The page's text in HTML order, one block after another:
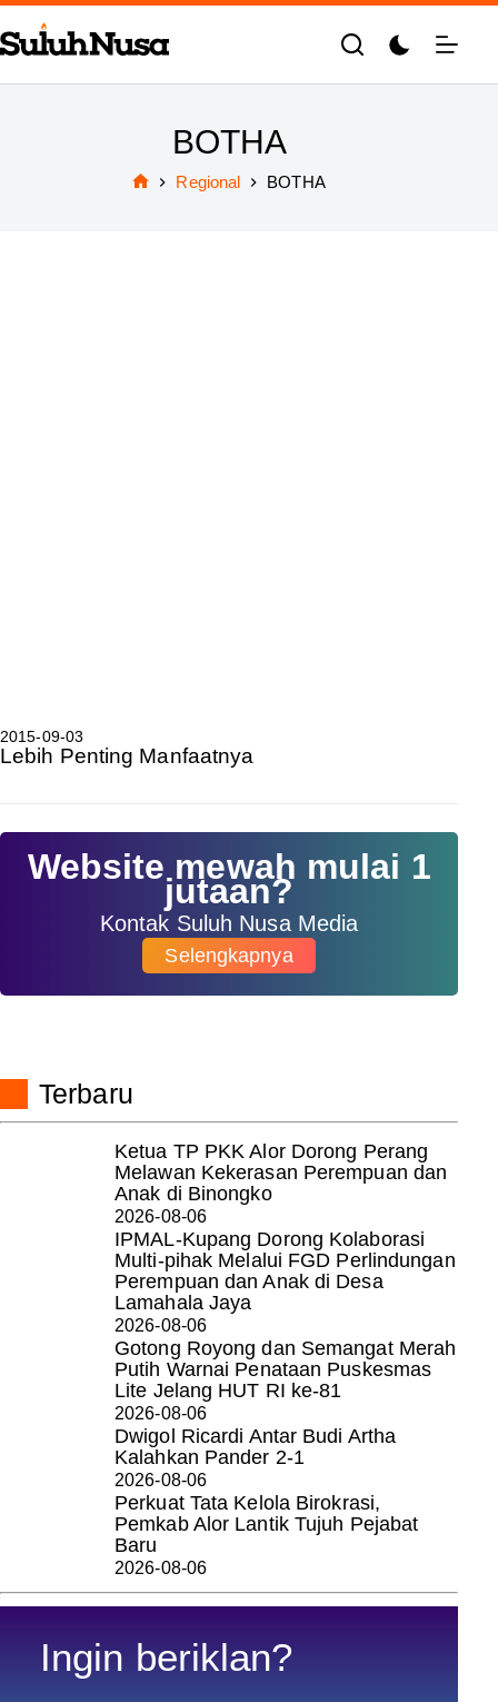
Skip
to
content
BOTHA
Regional BOTHA
2015-09-03
Lebih Penting Manfaatnya
Website mewah mulai 1
jutaan?
Kontak Suluh Nusa Media
Selengkapnya
Terbaru
Ketua TP PKK Alor Dorong Perang
Melawan Kekerasan Perempuan dan
Anak di Binongko
2026-08-06
IPMAL-Kupang Dorong Kolaborasi
Multi-pihak Melalui FGD Perlindungan
Perempuan dan Anak di Desa
Lamahala Jaya
2026-08-06
Gotong Royong dan Semangat Merah
Putih Warnai Penataan Puskesmas
Lite Jelang HUT RI ke-81
2026-08-06
Dwigol Ricardi Antar Budi Artha
Kalahkan Pander 2-1
2026-08-06
Perkuat Tata Kelola Birokrasi,
Pemkab Alor Lantik Tujuh Pejabat
Baru
2026-08-06
Ingin beriklan?